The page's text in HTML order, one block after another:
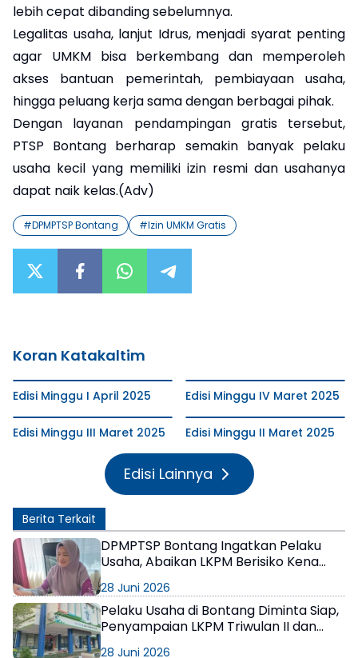
lebih cepat dibanding sebelumnya.
Legalitas usaha, lanjut Idrus, menjadi syarat penting
agar UMKM bisa berkembang dan memperoleh
akses bantuan pemerintah, pembiayaan usaha,
hingga peluang kerja sama dengan berbagai pihak.
Dengan layanan pendampingan gratis tersebut,
PTSP Bontang berharap semakin banyak pelaku
usaha kecil yang memiliki izin resmi dan usahanya
dapat naik kelas.(Adv)
#DPMPTSP Bontang #Izin UMKM Gratis
Koran Katakaltim
Edisi Minggu I April 2025 Edisi Minggu IV Maret 2025
Edisi Minggu III Maret 2025 Edisi Minggu II Maret 2025
Edisi Lainnya
Berita Terkait
DPMPTSP Bontang Ingatkan Pelaku
Usaha, Abaikan LKPM Berisiko Kena
28 Juni 2026
Pelaku Usaha di Bontang Diminta Siap,
Penyampaian LKPM Triwulan II dan
28 Juni 2026